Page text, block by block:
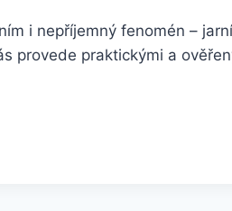
i nepříjemný fenomén –
praktickými a